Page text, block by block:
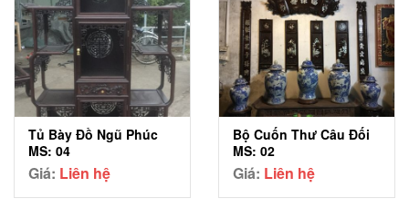
Tủ Bày Đồ Ngũ Phúc
MS: 04
Giá: Liên hệ
Bộ Cuốn Thư Câu Đối
MS: 02
Giá: Liên hệ